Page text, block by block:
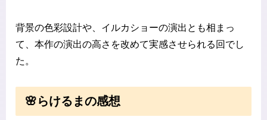
背景の色彩設計や、イルカショーの演出とも相まっ
て、本作の演出の高さを改めて実感させられる回でし
た。
🌸らけるまの感想